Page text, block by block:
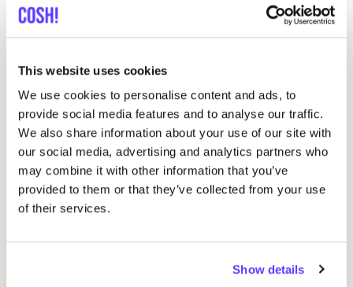
This website uses cookies
We use cookies to personalise content and ads, to
provide social media features and to analyse our traffic.
We also share information about your use of our site with
our social media, advertising and analytics partners who
may combine it with other information that you’ve
provided to them or that they’ve collected from your use
of their services.
Show details
Studio la Girafe
Minikane
Louise Misha